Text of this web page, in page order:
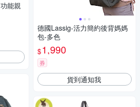
能親
德國Lassig-活力簡約後背媽媽
包-多色
$1,990
券
貨到通知我